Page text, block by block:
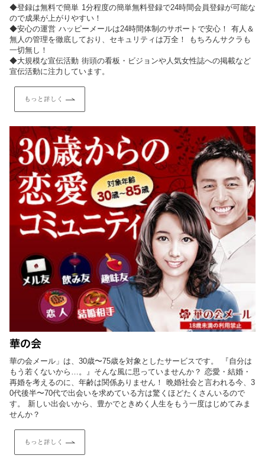
◆登録は無料で簡単 1分程度の簡単無料登録で24時間会員登録が可能な
ので成果が上がりやすい！
◆安心の運営 ハッピーメールは24時間体制のサポートで安心！ 有人＆
無人の管理を徹底しており、セキュリティは万全！ もちろんサクラも
一切無し！
◆大規模な宣伝活動 街頭の看板・ビジョンや人気女性誌への掲載など
宣伝活動に注力しています。
もっと詳しく
華の会
華の会メール」は、30歳〜75歳を対象としたサービスです。 『自分は
もう若くないから…。』そんな風に思っていませんか？ 恋愛・結婚・
再婚を考えるのに、年齢は関係ありません！ 晩婚社会と言われる今、3
0代後半〜70代で出会いを求めている方は驚くほどたくさんいるので
す。 新しい出会いから、豊かでときめく人生をもう一度はじめてみま
せんか？
もっと詳しく